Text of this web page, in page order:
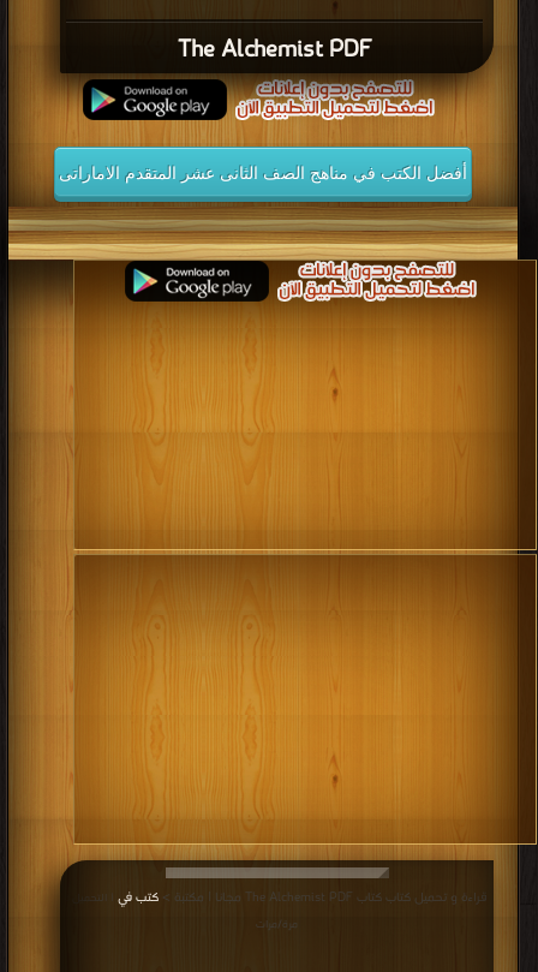
The Alchemist PDF
أفضل الكتب في مناهج الصف الثانى عشر المتقدم الاماراتى
قراءة و تحميل كتاب كتاب The Alchemist PDF مجانا | مكتبة > كتب في
| التحميل :
مرة/مرات